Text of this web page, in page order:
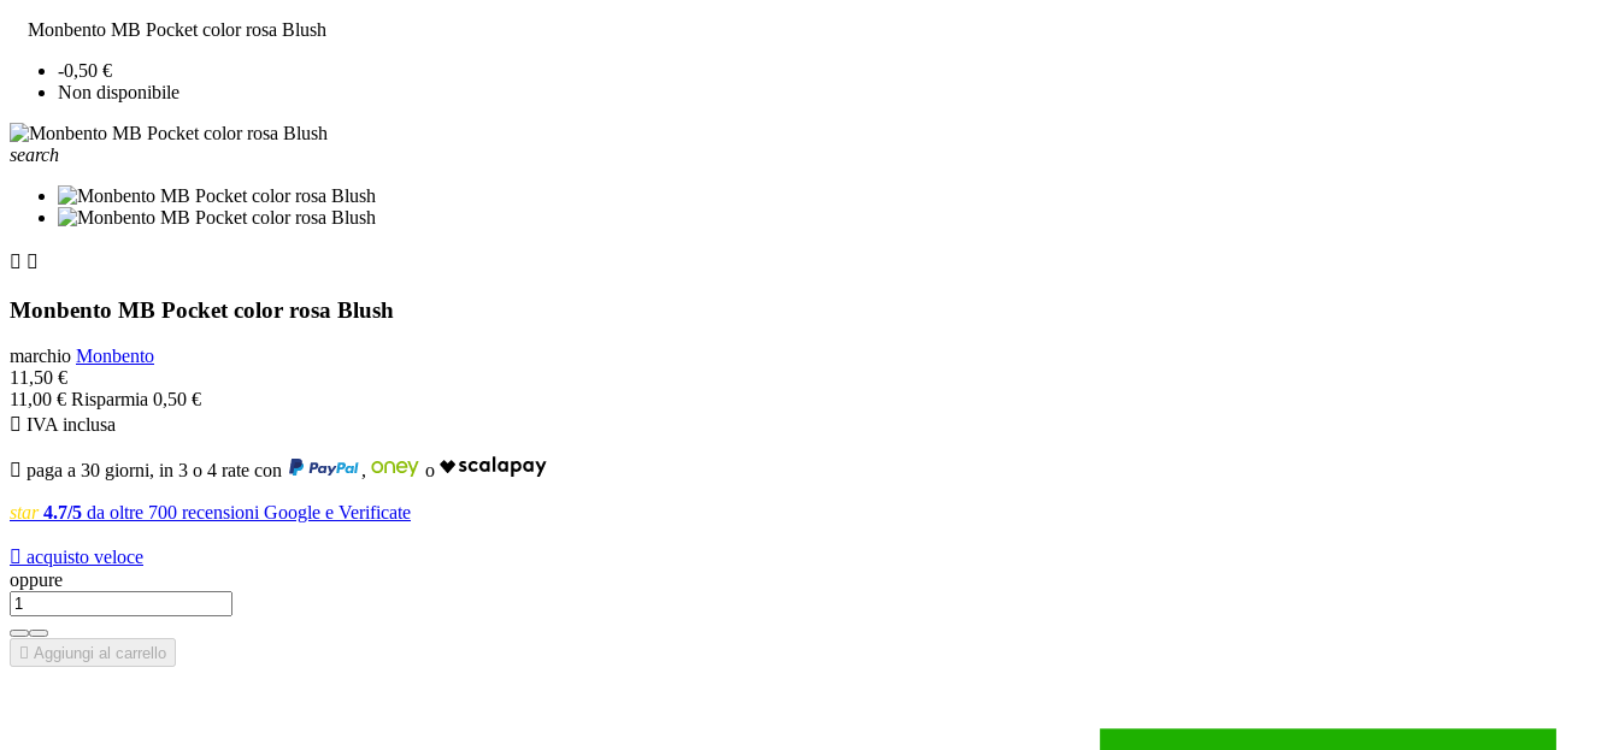
Monbento MB Pocket color rosa Blush
-0,50 €
Non disponibile
search
 
Monbento MB Pocket color rosa Blush
marchio Monbento
11,50 €
11,00 € Risparmia 0,50 €
 IVA inclusa
 paga a 30 giorni, in 3 o 4 rate con , o
star 4.7/5 da oltre 700 recensioni Google e Verificate
 acquisto veloce
oppure
 Aggiungi al carrello